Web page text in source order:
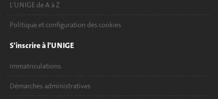
L'UNIGE de A à Z
Politique et configuration des cookies
S'inscrire à l'UNIGE
Immatriculations
Démarches administratives